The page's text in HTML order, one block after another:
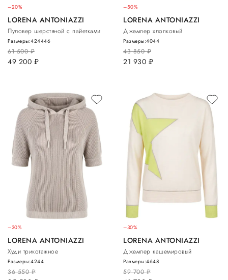
–20%
LORENA ANTONIAZZI
Пуловер шерстяной с пайетками
61 500руб.
49 200 руб.
Размеры:424446
–50%
LORENA ANTONIAZZI
Джемпер хлопковый
43 850руб.
21 930 руб.
Размеры:4044
–30%
LORENA ANTONIAZZI
Худи трикотажное
36 550руб.
Размеры:4244
–30%
LORENA ANTONIAZZI
Джемпер кашемировый
59 700руб.
Размеры:4648